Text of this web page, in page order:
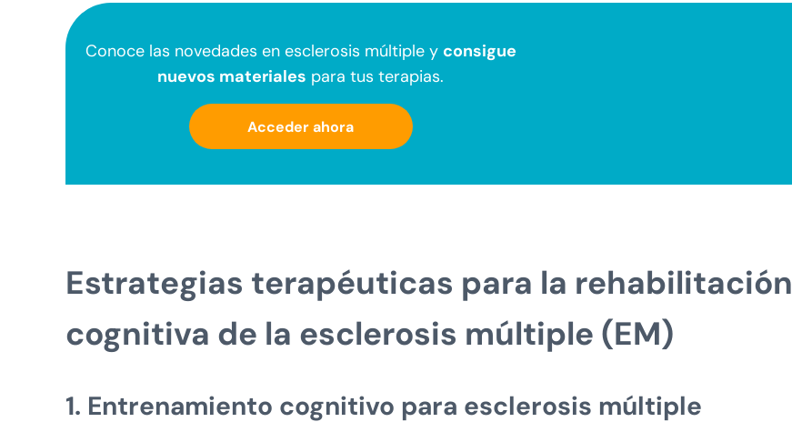
Conoce las novedades en esclerosis múltiple y consigue
nuevos materiales para tus terapias.
Acceder ahora
Estrategias terapéuticas para la rehabilitación
cognitiva de la esclerosis múltiple (EM)
1. Entrenamiento cognitivo para esclerosis múltiple